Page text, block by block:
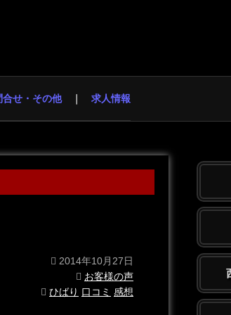
合せ・その他 求人情報
2014年10月27日
お客様の声
ひばり 口コミ 感想